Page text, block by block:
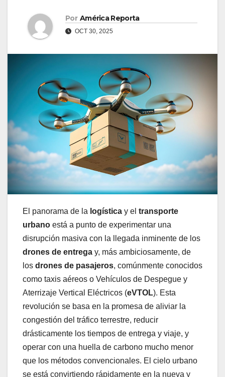
Por América Reporta
OCT 30, 2025
El panorama de la logística y el transporte
urbano está a punto de experimentar una
disrupción masiva con la llegada inminente de los
drones de entrega y, más ambiciosamente, de
los drones de pasajeros, comúnmente conocidos
como taxis aéreos o Vehículos de Despegue y
Aterrizaje Vertical Eléctricos (eVTOL). Esta
revolución se basa en la promesa de aliviar la
congestión del tráfico terrestre, reducir
drásticamente los tiempos de entrega y viaje, y
operar con una huella de carbono mucho menor
que los métodos convencionales. El cielo urbano
se está convirtiendo rápidamente en la nueva y